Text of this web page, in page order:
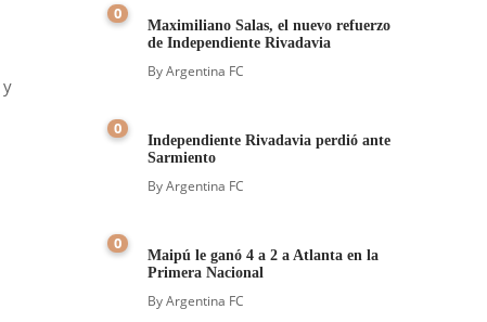
y
0
Maximiliano Salas, el nuevo refuerzo
de Independiente Rivadavia
ByArgentina FC
0
Independiente Rivadavia perdió ante
Sarmiento
ByArgentina FC
0
Maipú le ganó 4 a 2 a Atlanta en la
Primera Nacional
ByArgentina FC